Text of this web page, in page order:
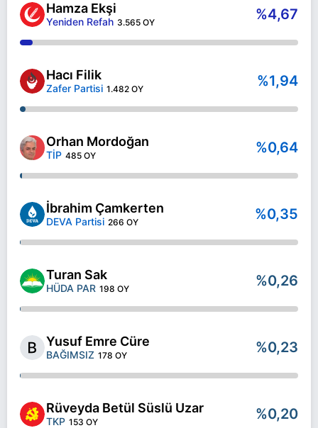
Hamza Ekşi
Yeniden Refah 3.565 OY %4,67
Hacı Filik
Zafer Partisi 1.482 OY %1,94
Orhan Mordoğan
TİP 485 OY %0,64
İbrahim Çamkerten
DEVA Partisi 266 OY %0,35
Turan Sak
HÜDA PAR 198 OY %0,26
Yusuf Emre Cüre
BAĞIMSIZ 178 OY %0,23
Rüveyda Betül Süslü Uzar
TKP 153 OY %0,20